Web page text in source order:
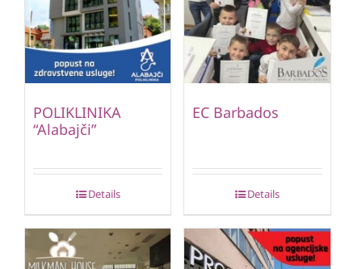
POLIKLINIKA
“Alabajči”
Details
EC Barbados
Details